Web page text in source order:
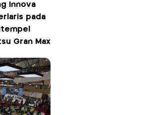
Innova
pada
Gran Max